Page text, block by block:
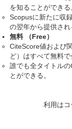
を知ることができる
Scopusに新たに収
の翌年から提供され
無料 （Free）
CiteScore値および
ど）はすべて無料で
誰でも全タイトル
とができる。
利用はコチ